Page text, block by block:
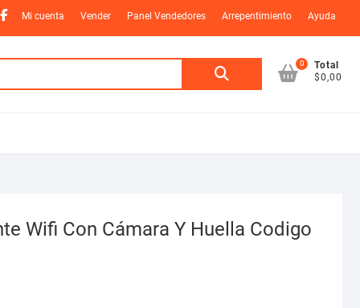
Facebook
Mi cuenta Vender Panel Vendedores Arrepentimiento Ayuda
Buscar
0
Total
$0,00
Wifi Con Cámara Y Huella Codigo